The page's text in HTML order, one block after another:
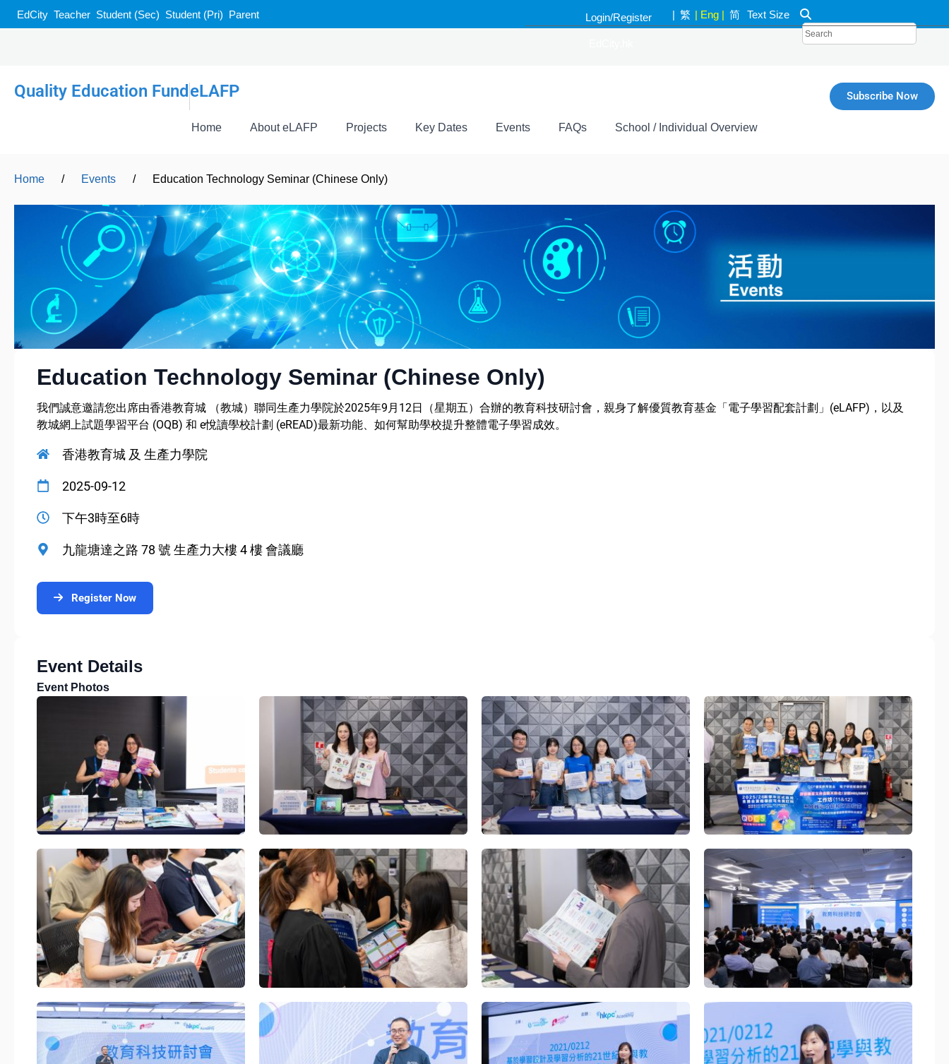
EdCity Teacher Student (Sec) Student (Pri) Parent Login/Register | 繁 | Eng | 简 Text Size
Quality Education Fund eLAFP Subscribe Now
Home About eLAFP Projects Key Dates Events FAQs School / Individual Overview
Home / Events / Education Technology Seminar (Chinese Only)
Education Technology Seminar (Chinese Only)
我們誠意邀請您出席由香港教育城 （教城）聯同生產力學院於2025年9月12日（星期五）合辦的教育科技研討會，親身了解優質教育基金「電子學習配套計劃」(eLAFP)，以及
教城網上試題學習平台 (OQB) 和 e悅讀學校計劃 (eREAD)最新功能、如何幫助學校提升整體電子學習成效。
香港教育城 及 生產力學院
2025-09-12
下午3時至6時
九龍塘達之路 78 號 生產力大樓 4 樓 會議廳
Register Now
Event Details
Event Photos